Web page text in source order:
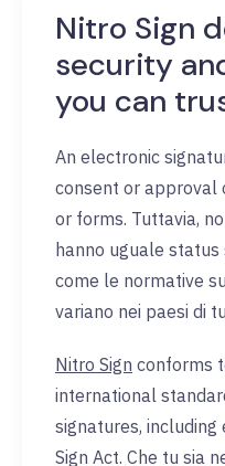
Nitro Sign
security
you can
An electronic
consent or approval
or forms. Tuttavia,
hanno uguale
come le normative
variano nei paesi di
Nitro Sign conforms
international
signatures, including
Sign Act. Che tu sia